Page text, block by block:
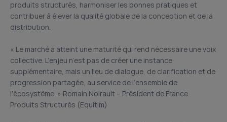
produits structurés, harmoniser les bonnes pratiques et
contribuer à élever la qualité globale de la conception et de la
distribution.
« Le marché a atteint une maturité qui rend nécessaire une voix
collective. L’enjeu n’est pas de créer une instance
supplémentaire, mais un lieu de dialogue, de clarification et de
progression partagée, au service de l’ensemble de
l’écosystème. » Romain Noirault – Président de France
Produits Structurés (Equitim)